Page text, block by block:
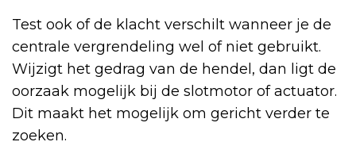
Test ook of de klacht verschilt wanneer je de
centrale vergrendeling wel of niet gebruikt.
Wijzigt het gedrag van de hendel, dan ligt de
oorzaak mogelijk bij de slotmotor of actuator.
Dit maakt het mogelijk om gericht verder te
zoeken.